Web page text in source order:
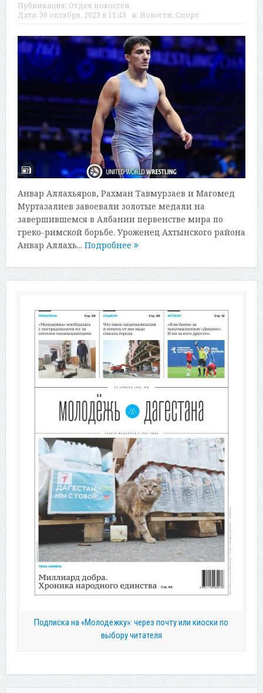
Публикация: Отдел новостей
Дата: 30 октября, 2023 в 11:43 в: Новости, Спорт
Анвар Аллахьяров, Рахман Тавмурзаев и Магомед
Муртазалиев завоевали золотые медали на
завершившемся в Албании первенстве мира по
греко-римской борьбе. Уроженец Ахтынского района
Анвар Аллахь... Подробнее
Подписка на «Молодежку»: через почту или киоски по
выбору читателя